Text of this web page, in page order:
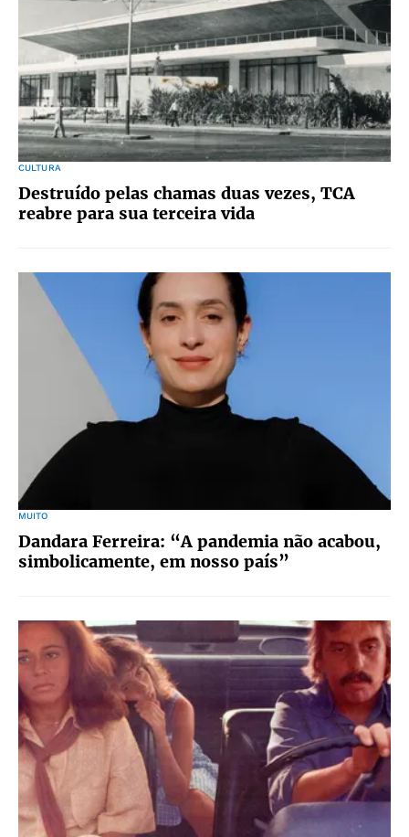
CULTURA
Destruído pelas chamas duas vezes, TCA
reabre para sua terceira vida
MUITO
Dandara Ferreira: “A pandemia não acabou,
simbolicamente, em nosso país”